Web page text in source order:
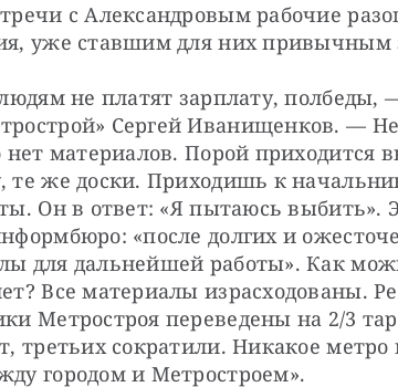
с Александровым рабочие
уже ставшим для них привычным
не платят зарплату, полбеды,
Сергей Иванищенков. —
нет материалов. Порой приходится
те же доски. Приходишь к
Он в ответ: «Я пытаюсь выбить».
«после долгих и
для дальнейшей работы». Как
Все материалы израсходованы.
Метростроя переведены на 2/3
третьих сократили. Никакое метро
городом и Метростроем».